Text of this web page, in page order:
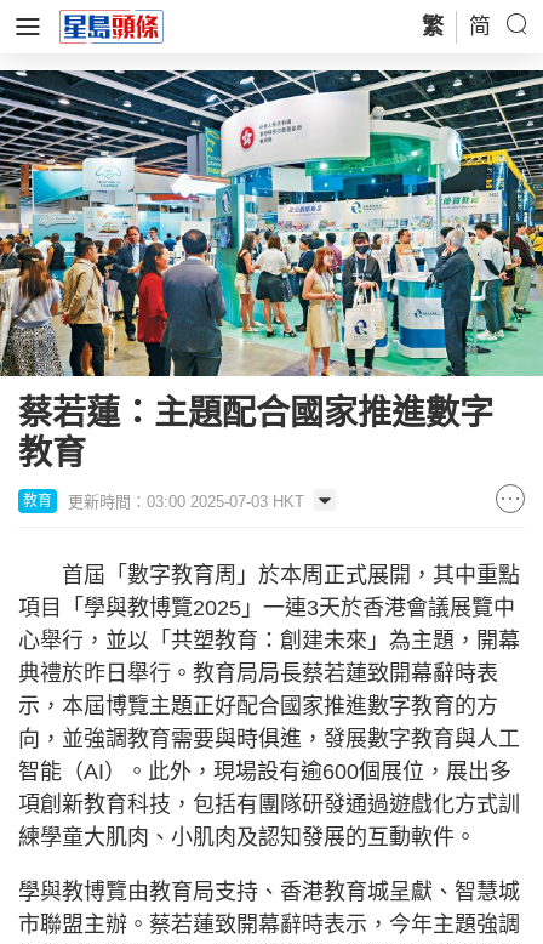
繁 简
蔡若蓮：主題配合國家推進數字
教育
教育 更新時間：03:00 2025-07-03 HKT
首屆「數字教育周」於本周正式展開，其中重點
項目「學與教博覽2025」一連3天於香港會議展覽中
心舉行，並以「共塑教育：創建未來」為主題，開幕
典禮於昨日舉行。教育局局長蔡若蓮致開幕辭時表
示，本屆博覽主題正好配合國家推進數字教育的方
向，並強調教育需要與時俱進，發展數字教育與人工
智能（AI）。此外，現場設有逾600個展位，展出多
項創新教育科技，包括有團隊研發通過遊戲化方式訓
練學童大肌肉、小肌肉及認知發展的互動軟件。
學與教博覽由教育局支持、香港教育城呈獻、智慧城
市聯盟主辦。蔡若蓮致開幕辭時表示，今年主題強調